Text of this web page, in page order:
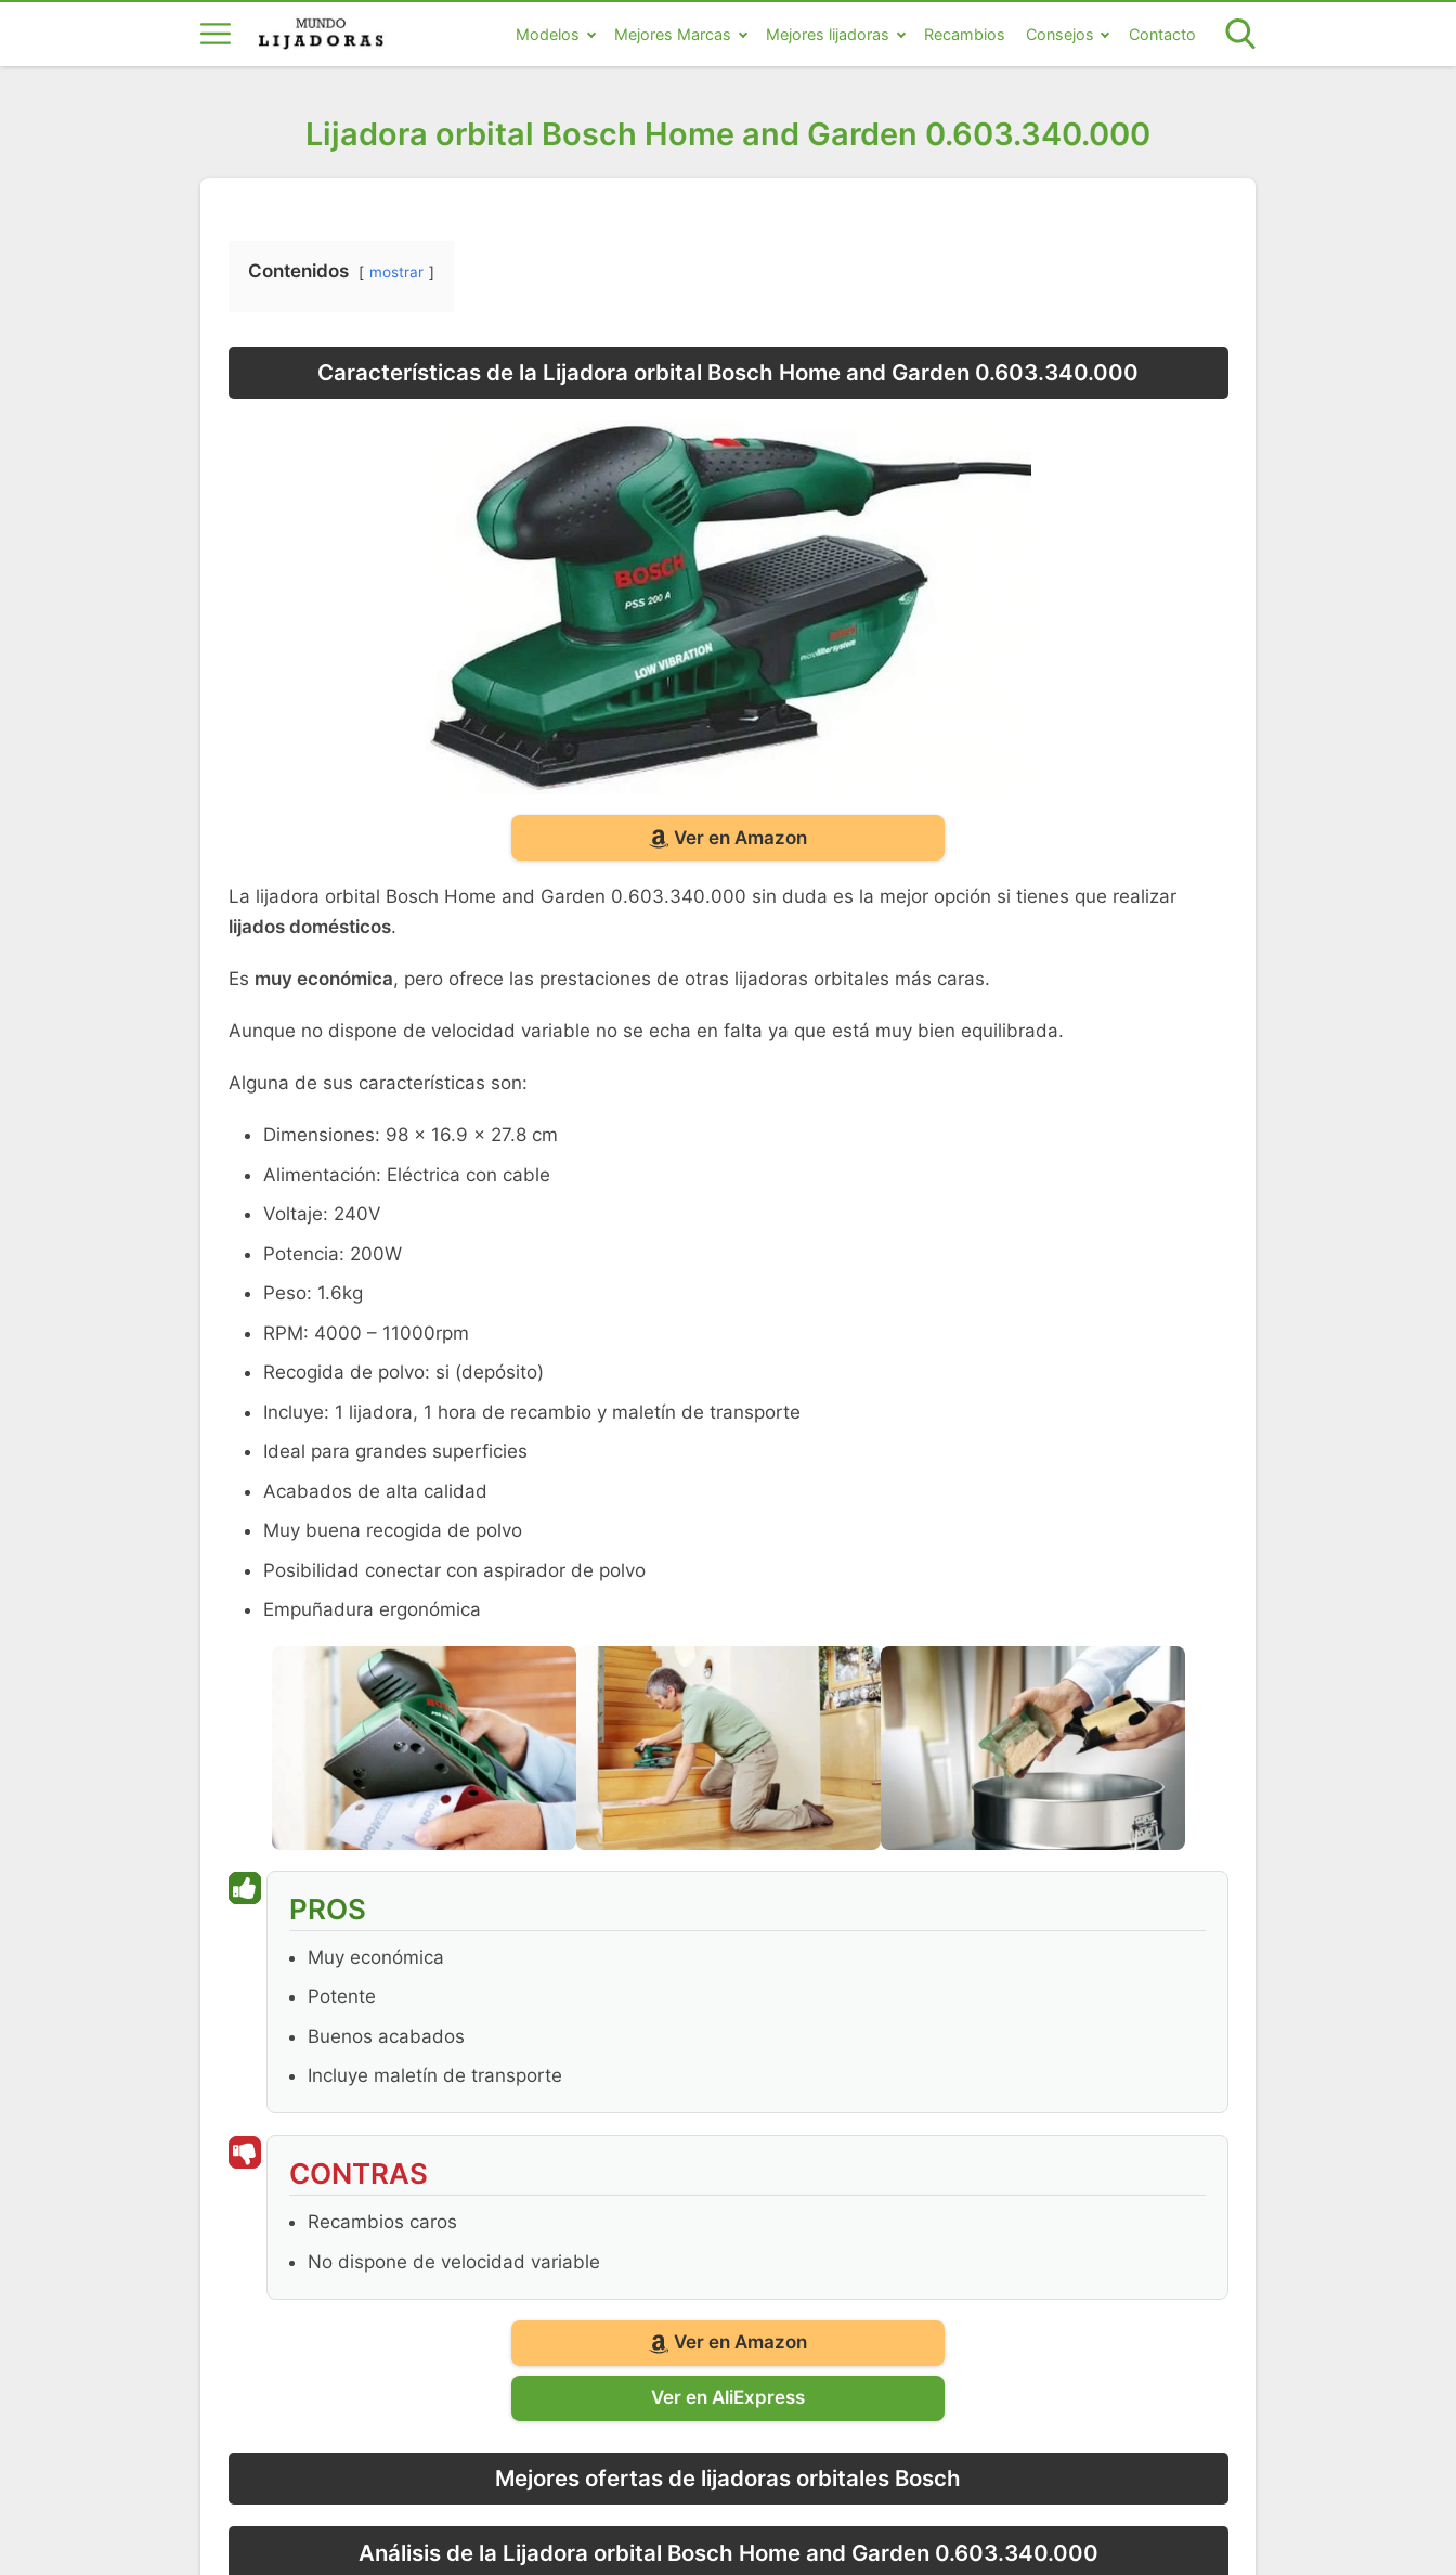
Modelos Mejores Marcas Mejores lijadoras Recambios Consejos Contacto
Lijadora orbital Bosch Home and Garden 0.603.340.000
Contenidos mostrar
Características de la Lijadora orbital Bosch Home and Garden 0.603.340.000
Ver en Amazon
La lijadora orbital Bosch Home and Garden 0.603.340.000 sin duda es la mejor opción si tienes que realizar
lijados domésticos.
Es muy económica, pero ofrece las prestaciones de otras lijadoras orbitales más caras.
Aunque no dispone de velocidad variable no se echa en falta ya que está muy bien equilibrada.
Alguna de sus características son:
Dimensiones: 98 x 16.9 x 27.8 cm
Alimentación: Eléctrica con cable
Voltaje: 240V
Potencia: 200W
Peso: 1.6kg
RPM: 4000 – 11000rpm
Recogida de polvo: si (depósito)
Incluye: 1 lijadora, 1 hora de recambio y maletín de transporte
Ideal para grandes superficies
Acabados de alta calidad
Muy buena recogida de polvo
Posibilidad conectar con aspirador de polvo
Empuñadura ergonómica
PROS
Muy económica
Potente
Buenos acabados
Incluye maletín de transporte
CONTRAS
Recambios caros
No dispone de velocidad variable
Ver en Amazon
Ver en AliExpress
Mejores ofertas de lijadoras orbitales Bosch
Análisis de la Lijadora orbital Bosch Home and Garden 0.603.340.000